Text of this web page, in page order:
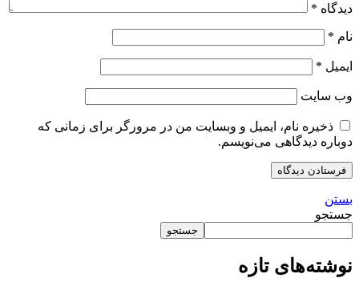
دیدگاه *
نام *
ایمیل *
وب‌ سایت
ذخیره نام، ایمیل و وبسایت من در مرورگر برای زمانی که
دوباره دیدگاهی می‌نویسم.
بستن
جستجو
جستجو
نوشته‌های تازه